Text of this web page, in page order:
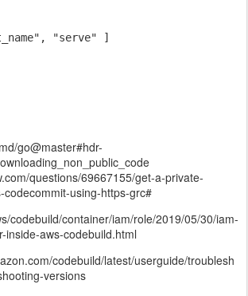
"serve" ]
go@master#hdr-
questions/69667155/get-a-private-
codecommit-using-https-grc#
codebuild/container/iam/role/2019/05/30/iam-
inside-aws-codebuild.html
codebuild/latest/userguide/troublesh
versions